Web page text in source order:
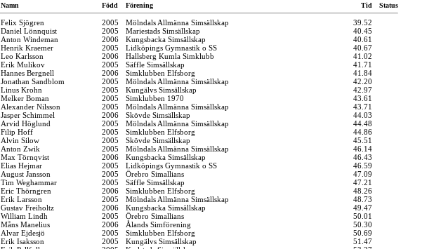
Namn Född Förening Tid Status
Felix Sjögren 2005 Mölndals Allmänna Simsällskap
39.52
Daniel Lönnquist 2005 Mariestads Simsällskap
40.45
Anton Windeman 2006 Kungsbacka Simsällskap
40.61
Henrik Kraemer 2005 Lidköpings Gymnastik o SS
40.67
Leo Karlsson 2006 Hallsberg Kumla Simklubb
41.02
Erik Mulikov 2005 Säffle Simsällskap
41.71
Hannes Bergnell 2006 Simklubben Elfsborg
41.84
Jonathan Sandblom 2005 Mölndals Allmänna Simsällskap
42.20
Linus Krohn 2005 Kungälvs Simsällskap
42.97
Melker Boman 2005 Simklubben 1970
43.61
Alexander Nilsson 2005 Mölndals Allmänna Simsällskap
43.71
Jasper Schimmel 2006 Skövde Simsällskap
44.03
Arvid Höglund 2005 Mölndals Allmänna Simsällskap
44.48
Filip Hoff 2005 Simklubben Elfsborg
44.86
Alvin Silow 2005 Skövde Simsällskap
45.51
Anton Zwik 2005 Mölndals Allmänna Simsällskap
46.14
Max Törnqvist 2006 Kungsbacka Simsällskap
46.43
Elias Hejmar 2005 Lidköpings Gymnastik o SS
46.59
August Jansson 2005 Örebro Simallians
47.09
Tim Weghammar 2005 Säffle Simsällskap
47.21
Eric Thörngren 2006 Simklubben Elfsborg
48.26
Erik Larsson 2005 Mölndals Allmänna Simsällskap
48.73
Gustav Freiholtz 2006 Kungsbacka Simsällskap
49.47
William Lindh 2005 Örebro Simallians
50.01
Måns Manelius 2006 Ålands Simförening
50.30
Alvar Ejdesjö 2005 Simklubben Elfsborg
50.69
Erik Isaksson 2005 Kungälvs Simsällskap
51.47